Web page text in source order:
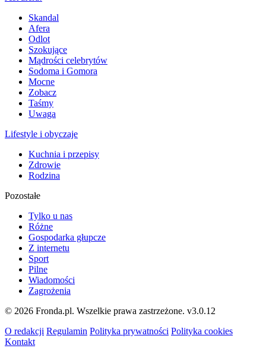
Skandal
Afera
Odlot
Szokujące
Mądrości celebrytów
Sodoma i Gomora
Mocne
Zobacz
Taśmy
Uwaga
Lifestyle i obyczaje
Kuchnia i przepisy
Zdrowie
Rodzina
Pozostałe
Tylko u nas
Różne
Gospodarka głupcze
Z internetu
Sport
Pilne
Wiadomości
Zagrożenia
© 2026 Fronda.pl. Wszelkie prawa zastrzeżone. v3.0.12
O redakcji Regulamin Polityka prywatności Polityka cookies
Kontakt